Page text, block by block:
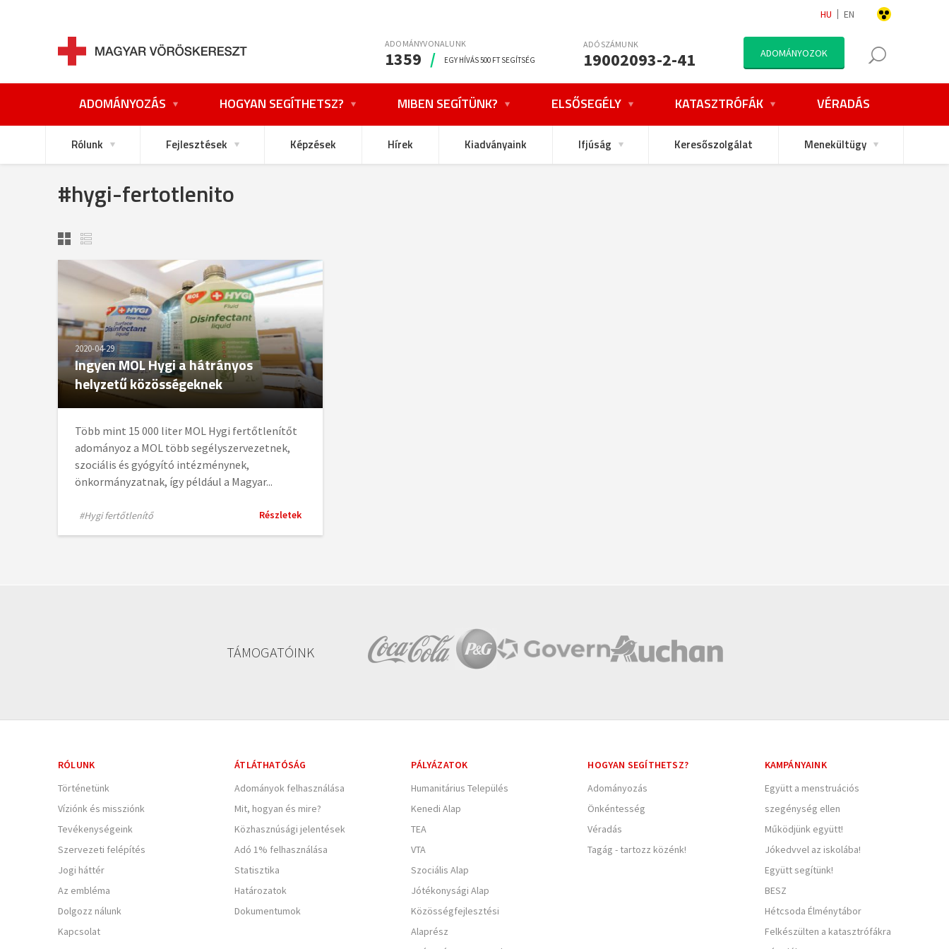
HU EN
ADOMÁNYVONALUNK
1359 / EGY HÍVÁS 500 FT SEGÍTSÉG
ADÓSZÁMUNK
19002093-2-41 ADOMÁNYOZOK
ADOMÁNYOZÁS HOGYAN SEGÍTHETSZ? MIBEN SEGÍTÜNK? ELSŐSEGÉLY KATASZTRÓFÁK VÉRADÁS
Rólunk Fejlesztések Képzések Hírek Kiadványaink Ifjúság Keresőszolgálat Menekültügy
#hygi-fertotlenito
2020-04-29
Ingyen MOL Hygi a hátrányos
helyzetű közösségeknek
Több mint 15 000 liter MOL Hygi fertőtlenítőt
adományoz a MOL több segélyszervezetnek,
szociális és gyógyító intézménynek,
önkormányzatnak, így például a Magyar...
#Hygi fertőtlenítő Részletek
TÁMOGATÓINK
RÓLUNK
Történetünk
Víziónk és missziónk
Tevékenységeink
Szervezeti felépítés
Jogi háttér
Az embléma
Dolgozz nálunk
Kapcsolat
ÁTLÁTHATÓSÁG
Adományok felhasználása
Mit, hogyan és mire?
Közhasznúsági jelentések
Adó 1% felhasználása
Statisztika
Határozatok
Dokumentumok
PÁLYÁZATOK
Humanitárius Település
Kenedi Alap
TEA
VTA
Szociális Alap
Jótékonysági Alap
Közösségfejlesztési
Alaprész
HOGYAN SEGÍTHETSZ?
Adományozás
Önkéntesség
Véradás
Tagág - tartozz közénk!
KAMPÁNYAINK
Együtt a menstruációs
szegénység ellen
Működjünk együtt!
Jókedvvel az iskolába!
Együtt segítünk!
BESZ
Hétcsoda Élménytábor
Felkészülten a katasztrófákra